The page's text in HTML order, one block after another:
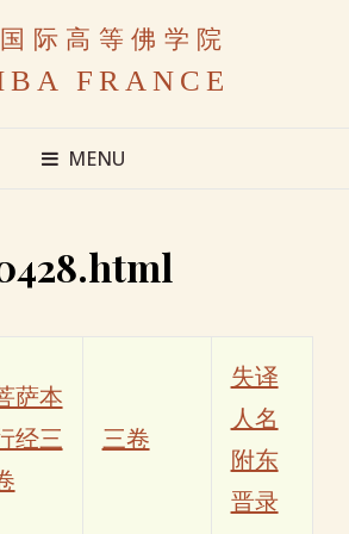
际高等佛学院
FRANCE
MENU
萨本
经三
三卷
失译
人名
附东
晋录